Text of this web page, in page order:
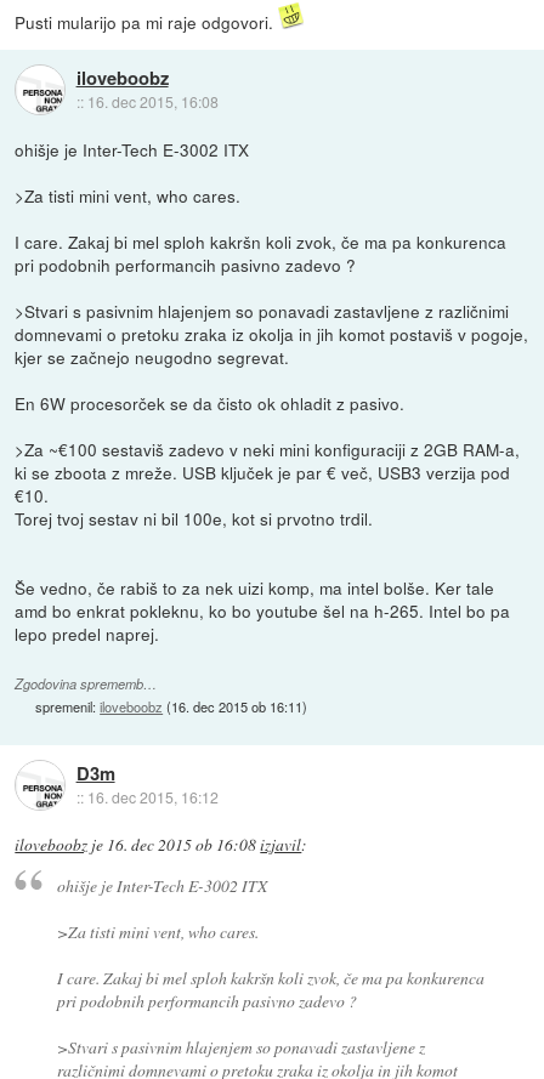
Pusti mularijo pa mi raje odgovori.
iloveboobz
:: 16. dec 2015, 16:08
ohišje je Inter-Tech E-3002 ITX
>Za tisti mini vent, who cares.
I care. Zakaj bi mel sploh kakršn koli zvok, če ma pa konkurenca
pri podobnih performancih pasivno zadevo ?
>Stvari s pasivnim hlajenjem so ponavadi zastavljene z različnimi
domnevami o pretoku zraka iz okolja in jih komot postaviš v pogoje,
kjer se začnejo neugodno segrevat.
En 6W procesorček se da čisto ok ohladit z pasivo.
>Za ~€100 sestaviš zadevo v neki mini konfiguraciji z 2GB RAM-a,
ki se zboota z mreže. USB ključek je par € več, USB3 verzija pod
€10.
Torej tvoj sestav ni bil 100e, kot si prvotno trdil.
Še vedno, če rabiš to za nek uizi komp, ma intel bolše. Ker tale
amd bo enkrat pokleknu, ko bo youtube šel na h-265. Intel bo pa
lepo predel naprej.
Zgodovina sprememb…
spremenil:iloveboobz (16. dec 2015 ob 16:11)
D3m
:: 16. dec 2015, 16:12
iloveboobz je 16. dec 2015 ob 16:08izjavil:
ohišje je Inter-Tech E-3002 ITX
>Za tisti mini vent, who cares.
I care. Zakaj bi mel sploh kakršn koli zvok, če ma pa konkurenca
pri podobnih performancih pasivno zadevo ?
>Stvari s pasivnim hlajenjem so ponavadi zastavljene z
različnimi domnevami o pretoku zraka iz okolja in jih komot